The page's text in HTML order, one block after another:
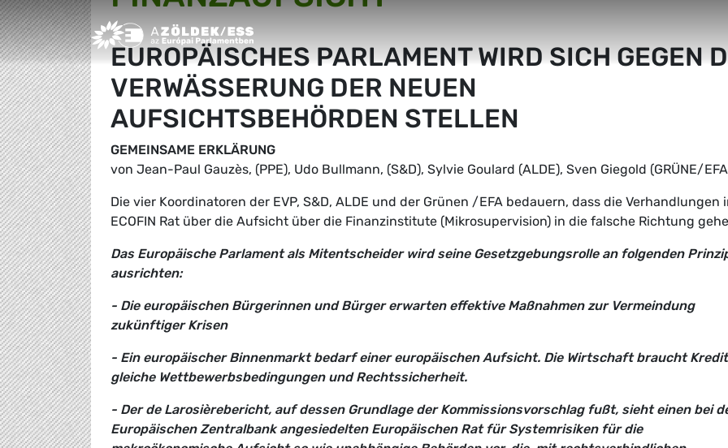
Greens/EFA Home
EUROPÄISCHES PARLAMENT WIRD SICH GEGEN
VERWÄSSERUNG DER NEUEN
AUFSICHTSBEHÖRDEN STELLEN
GEMEINSAME ERKLÄRUNG
von Jean-Paul Gauzès, (PPE), Udo Bullmann, (S&D), Sylvie Goulard (ALDE), Sven Giegold (GRÜNE/
Die vier Koordinatoren der EVP, S&D, ALDE und der Grünen /EFA bedauern, dass die Verhandlungen
ECOFIN Rat über die Aufsicht über die Finanzinstitute (Mikrosupervision) in die falsche Richtung
Das Europäische Parlament als Mitentscheider wird seine Gesetzgebungsrolle an folgenden
ausrichten:
- Die europäischen Bürgerinnen und Bürger erwarten effektive Maßnahmen zur Vermeindung
zukünftiger Krisen
- Ein europäischer Binnenmarkt bedarf einer europäischen Aufsicht. Die Wirtschaft braucht
gleiche Wettbewerbsbedingungen und Rechtssicherheit.
- Der de Larosièrebericht, auf dessen Grundlage der Kommissionsvorschlag fußt, sieht einen bei
Europäischen Zentralbank angesiedelten Europäischen Rat für Systemrisiken für die